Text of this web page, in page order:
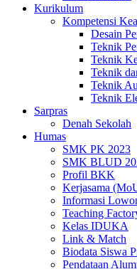
Kurikulum
Kompetensi
Desain
Teknik
Teknik
Teknik
Teknik
Teknik
Sarpras
Denah Sekolah
Humas
SMK PK 2023
SMK BLUD
Profil BKK
Kerjasama
Informasi
Teaching
Kelas IDUKA
Link & Match
Biodata Siswa
Pendataan